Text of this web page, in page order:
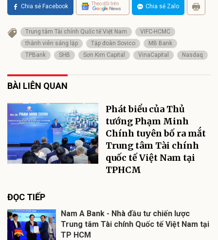
Chia sẻ Facebook Theo dõi trên Chia sẻ Zalo
Trung tâm Tài chính Quốc tế Việt Nam
VIFC-HCMC
thành viên sáng lập
Tập đoàn Sovico
MB Bank
TPBank
SHB Sơn Kim Capital VinaCapital Nasdaq
BÀI LIÊN QUAN
Phát biểu của Thủ
tướng Phạm Minh
Chính tuyên bố ra mắt
Trung tâm Tài chính
quốc tế Việt Nam tại
TPHCM
ĐỌC TIẾP
Nam A Bank - Nhà đầu tư chiến lược
Trung tâm Tài chính Quốc tế Việt Nam tại
TP HCM